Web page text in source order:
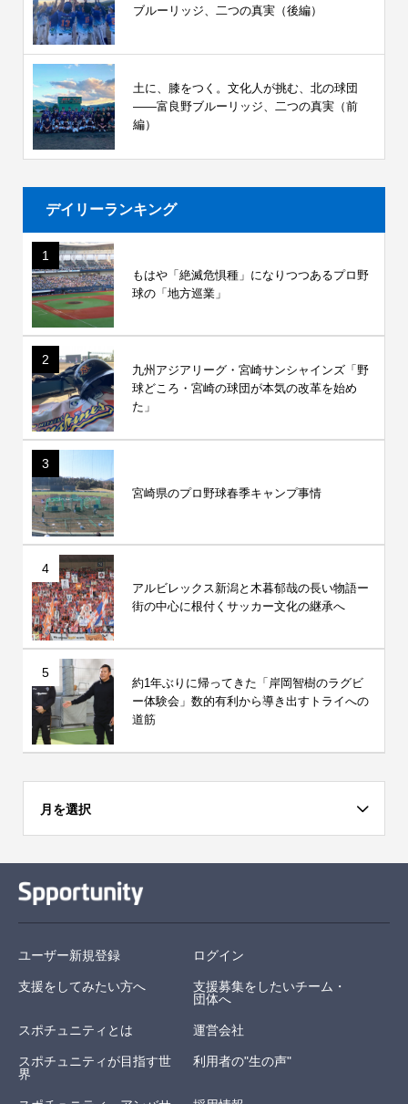
ブルーリッジ、二つの真実（後編）
土に、膝をつく。文化人が挑む、北の球団
――富良野ブルーリッジ、二つの真実（前
編）
デイリーランキング
1
もはや「絶滅危惧種」になりつつあるプロ野
球の「地方巡業」
2
九州アジアリーグ・宮崎サンシャインズ「野
球どころ・宮崎の球団が本気の改革を始め
た」
3
宮崎県のプロ野球春季キャンプ事情
4
アルビレックス新潟と木暮郁哉の長い物語ー
街の中心に根付くサッカー文化の継承へ
5
約1年ぶりに帰ってきた「岸岡智樹のラグビ
ー体験会」数的有利から導き出すトライへの
道筋
月を選択
ユーザー新規登録 ログイン
支援をしてみたい方へ
支援募集をしたいチーム・
団体へ
スポチュニティとは 運営会社
スポチュニティが目指す世
界
利用者の"生の声"